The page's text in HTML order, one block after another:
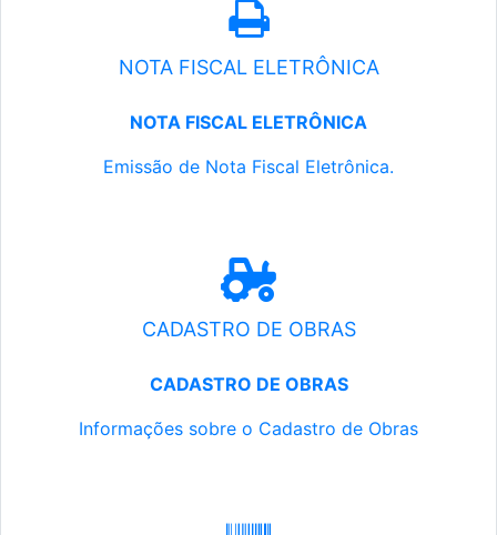
NOTA FISCAL ELETRÔNICA
NOTA FISCAL ELETRÔNICA
Emissão de Nota Fiscal Eletrônica.
CADASTRO DE OBRAS
CADASTRO DE OBRAS
Informações sobre o Cadastro de Obras